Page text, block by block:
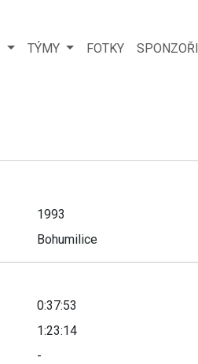
TÝMY FOTKY SPONZOŘI
1993
Bohumilice
0:37:53
1:23:14
-